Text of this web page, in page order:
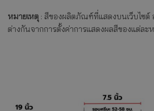
หมายเหตุ : สีของผลิตภัณฑ์ที่แสดงบนเว็บไซต์
ต่างกันจากการตั้งค่าการแสดงผลสีของแต่ละ